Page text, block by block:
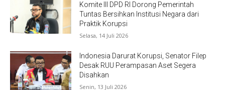
Komite III DPD RI Dorong Pemerintah
Tuntas Bersihkan Institusi Negara dari
Praktik Korupsi
Selasa, 14 Juli 2026
Indonesia Darurat Korupsi, Senator Filep
Desak RUU Perampasan Aset Segera
Disahkan
Senin, 13 Juli 2026